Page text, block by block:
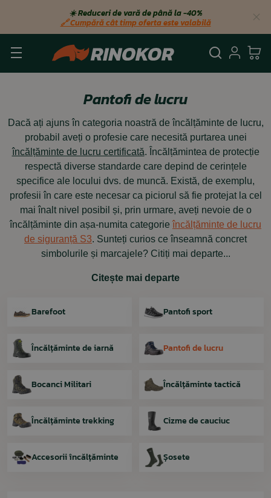
☀️ Reduceri de vară de până la −40%
🔗 Cumpără cât timp oferta este valabilă
Căutare
Pantofi de lucru
Dacă ați ajuns în categoria noastră de încălțăminte de lucru,
probabil aveți o profesie care necesită purtarea unei
încălțăminte de lucru certificată. Încălțămintea de protecție
respectă diverse standarde care depind de cerințele
specifice ale locului dvs. de muncă. Există, de exemplu,
profesii în care este necesar ca piciorul să fie protejat la cel
mai înalt nivel posibil și, prin urmare, aveți nevoie de o
încălțăminte din așa-numita categorie încălțăminte de lucru
de siguranță S3. Sunteți curios ce înseamnă concret
simbolurile și marcajele? Citiți mai departe...
Citește mai departe
Barefoot Pantofi sport
Încălțăminte de iarnă Pantofi de lucru
Bocanci Militari Încălțăminte tactică
Încălțăminte trekking Cizme de cauciuc
Accesorii încălțăminte Șosete